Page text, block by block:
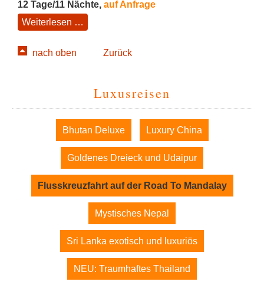
12 Tage/11 Nächte, auf Anfrage
Weiterlesen …
Bagan
nach oben Zurück
Luxusreisen
Navigation
überspringen
Bhutan Deluxe Luxury China
Goldenes Dreieck und Udaipur
Flusskreuzfahrt auf der Road To Mandalay
Mystisches Nepal
Sri Lanka exotisch und luxuriös
NEU: Traumhaftes Thailand